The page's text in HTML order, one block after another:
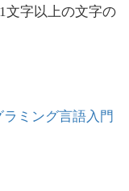
文字以上の文字の
ミング言語入門